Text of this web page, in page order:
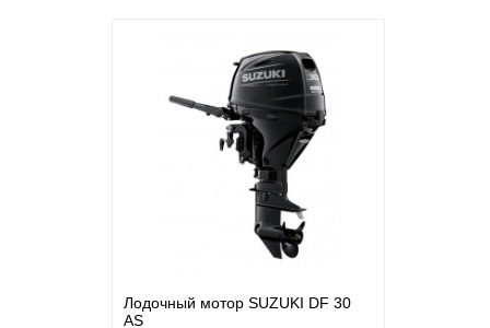
Лодочный мотор SUZUKI DF 30
AS